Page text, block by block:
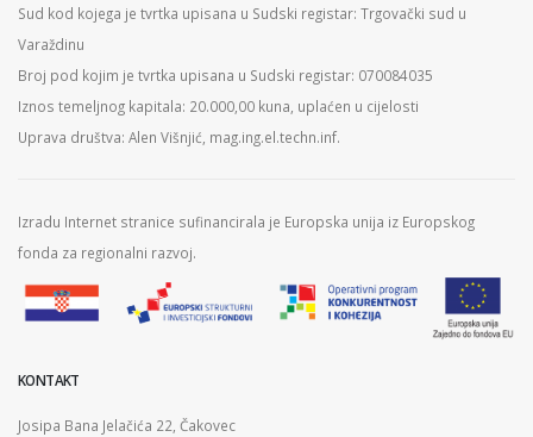
Sud kod kojega je tvrtka upisana u Sudski registar: Trgovački sud u
Varaždinu
Broj pod kojim je tvrtka upisana u Sudski registar: 070084035
Iznos temeljnog kapitala: 20.000,00 kuna, uplaćen u cijelosti
Uprava društva: Alen Višnjić, mag.ing.el.techn.inf.
Izradu Internet stranice sufinancirala je Europska unija iz Europskog
fonda za regionalni razvoj.
KONTAKT
Josipa Bana Jelačića 22, Čakovec